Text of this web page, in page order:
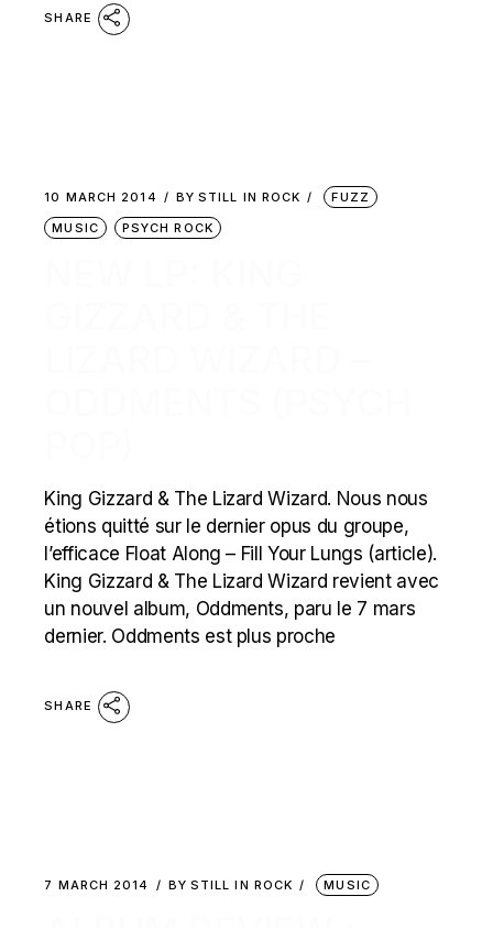
SHARE
10 MARCH 2014 BY STILL IN ROCK
FUZZ
MUSIC
PSYCH ROCK
King Gizzard & The Lizard Wizard. Nous nous
étions quitté sur le dernier opus du groupe,
l’efficace Float Along – Fill Your Lungs (article).
King Gizzard & The Lizard Wizard revient avec
un nouvel album, Oddments, paru le 7 mars
dernier. Oddments est plus proche
SHARE
7 MARCH 2014 BY STILL IN ROCK MUSIC